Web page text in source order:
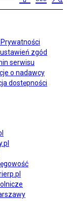
zgód
serwisu
o nadawcy
dostępności